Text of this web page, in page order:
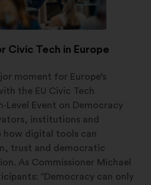
Civic Tech in Europe
moment for Europe’s
the EU Civic Tech
Event on Democracy
institutions and
digital tools can
trust and democratic
As Commissioner Michael
“Democracy can only